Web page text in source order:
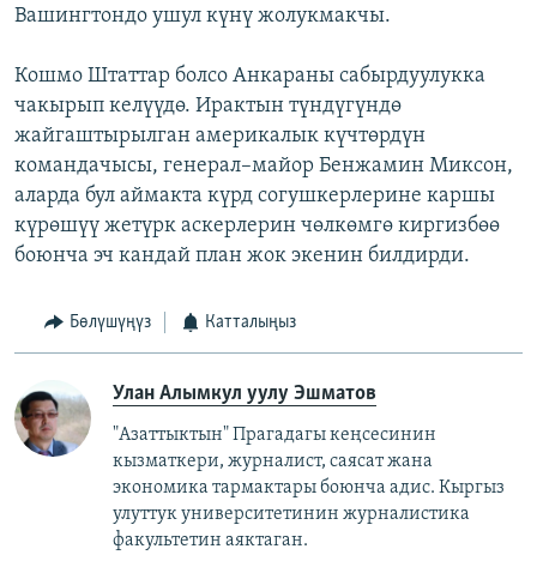
Вашингтондо ушул күнү жолукмакчы.
Кошмо Штаттар болсо Анкараны сабырдуулукка
чакырып келүүдө. Ирактын түндүгүндө
жайгаштырылган америкалык күчтөрдүн
командачысы, генерал–майор Бенжамин Миксон,
аларда бул аймакта күрд согушкерлерине каршы
күрөшүү жетүрк аскерлерин чөлкөмгө киргизбөө
боюнча эч кандай план жок экенин билдирди.
Бөлүшүңүз Катталыңыз
Улан Алымкул уулу Эшматов
"Азаттыктын" Прагадагы кеңсесинин
кызматкери, журналист, саясат жана
экономика тармактары боюнча адис. Кыргыз
улуттук университетинин журналистика
факультетин аяктаган.